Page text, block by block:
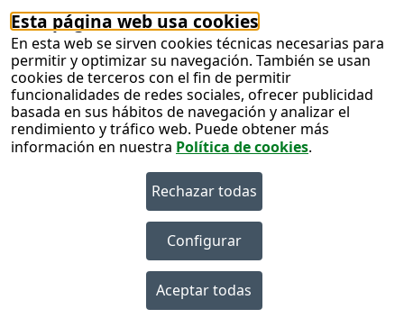
Esta página web usa cookies
En esta web se sirven cookies técnicas necesarias para
permitir y optimizar su navegación. También se usan
cookies de terceros con el fin de permitir
funcionalidades de redes sociales, ofrecer publicidad
basada en sus hábitos de navegación y analizar el
rendimiento y tráfico web. Puede obtener más
información en nuestra Política de cookies.